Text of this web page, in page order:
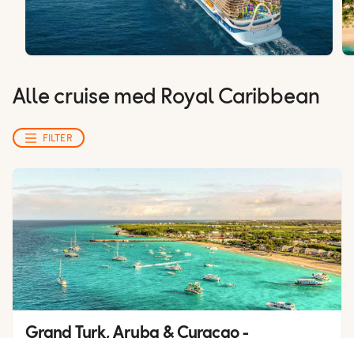
Alle cruise med Royal Caribbean
FILTER
Grand Turk, Aruba & Curaçao -